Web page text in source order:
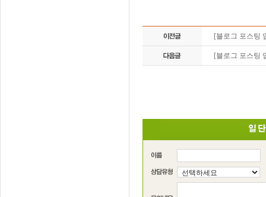
[블로그 포스팅
[블로그 포스팅